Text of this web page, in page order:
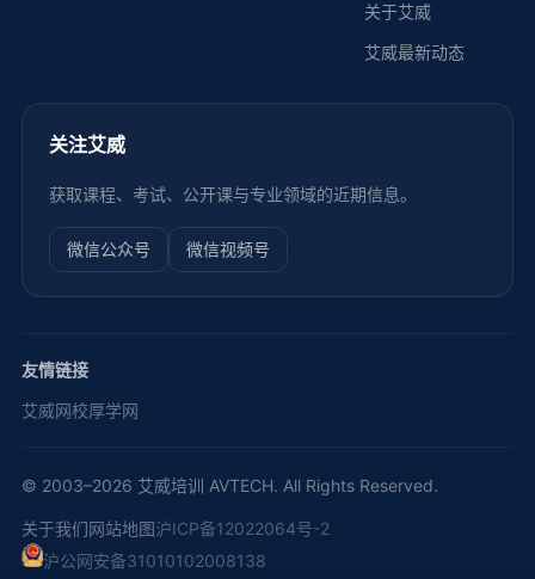
关于艾威
艾威最新动态
关注艾威
获取课程、考试、公开课与专业领域的近期信息。
微信公众号 微信视频号
友情链接
艾威网校厚学网
© 2003–2026 艾威培训 AVTECH. All Rights Reserved.
关于我们网站地图沪ICP备12022064号-2
沪公网安备31010102008138